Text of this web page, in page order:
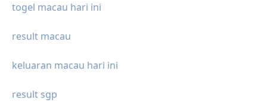
togel macau hari ini
result macau
keluaran macau hari ini
result sgp